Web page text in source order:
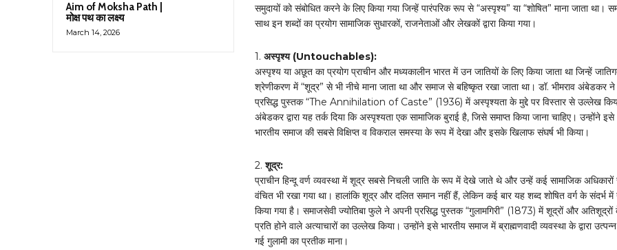
Aim of Moksha Path |
मोक्ष पथ का लक्ष्य
March 14, 2026
समुदायों को संबोधित करने के लिए किया गया जिन्हें पारंपरिक रूप से “अस्पृश्य” या “शोषित” माना जाता था।
साथ इन शब्दों का प्रयोग सामाजिक सुधारकों, राजनेताओं और लेखकों द्वारा किया गया।
1. अस्पृश्य (Untouchables):
अस्पृश्य या अछूत का प्रयोग प्राचीन और मध्यकालीन भारत में उन जातियों के लिए किया जाता था जिन्हें
श्रेणीकरण में “शूद्र” से भी नीचे माना जाता था और समाज से बहिष्कृत रखा जाता था। डॉ. भीमराव अंबेडकर
प्रसिद्ध पुस्तक “The Annihilation of Caste” (1936) में अस्पृश्यता के मुद्दे पर विस्तार से उल्लेख
अंबेडकर द्वारा यह तर्क दिया कि अस्पृश्यता एक सामाजिक बुराई है, जिसे समाप्त किया जाना चाहिए। उन्होंने इसे
भारतीय समाज की सबसे विक्षिप्त व विकराल समस्या के रूप में देखा और इसके खिलाफ संघर्ष भी किया।
2.शूद्र:
प्राचीन हिन्दू वर्ण व्यवस्था में शूद्र सबसे निचली जाति के रूप में देखे जाते थे और उन्हें कई सामाजिक
वंचित भी रखा गया था। हालांकि शूद्र और दलित समान नहीं हैं, लेकिन कई बार यह शब्द शोषित वर्ग के संदर्भ में
किया गया है। समाजसेवी ज्योतिबा फुले ने अपनी प्रसिद्ध पुस्तक “गुलामगिरी” (1873) में शूद्रों और
प्रति होने वाले अत्याचारों का उल्लेख किया। उन्होंने इसे भारतीय समाज में ब्राह्मणवादी व्यवस्था के द्वारा
गई गुलामी का प्रतीक माना।